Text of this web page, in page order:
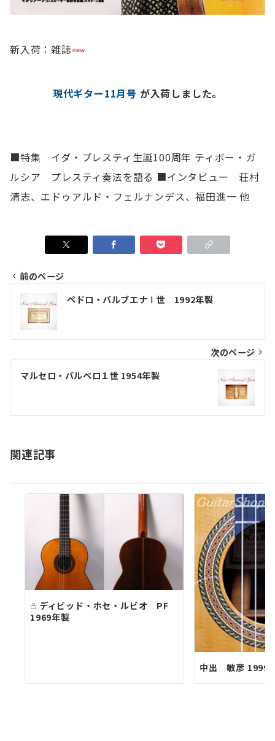
新入荷：雑誌
現代ギター11月号 が入荷しました。
■特集 イダ・プレスティ生誕100周年 ティボー・ガ
ルシア プレスティ奏法を語る ■インタビュー 荘村
清志、エドゥアルド・フェルナンデス、福田進一 他
ナ
ビ
ゲ
シ
ン
前のページ
ペドロ・バルブエナⅠ世 1992年製
次のページ
マルセロ・バルベロ１世 1954年製
関連記事
ディビッド・ホセ・ルビオ PF
1969年製
中出 敏彦 1999